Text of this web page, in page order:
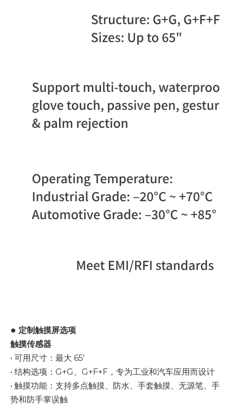
● 定制触摸屏选项
触摸传感器
• 可用尺寸：最大 65'
• 结构选项：G+G、G+F+F，专为工业和汽车应用而设计
• 触摸功能：支持多点触摸、防水、手套触摸、无源笔、手
势和防手掌误触